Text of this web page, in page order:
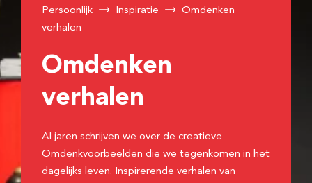
Persoonlijk Inspiratie
Omdenken
verhalen
Omdenken
verhalen
Al jaren schrijven we over de creatieve
Omdenkvoorbeelden die we tegenkomen in het
dagelijks leven. Inspirerende verhalen van